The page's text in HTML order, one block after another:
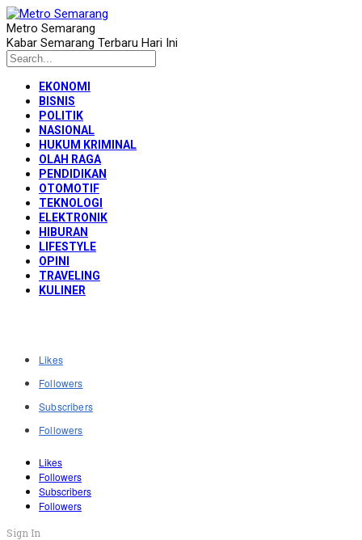
Metro Semarang
Kabar Semarang Terbaru Hari Ini
EKONOMI
BISNIS
POLITIK
NASIONAL
HUKUM KRIMINAL
OLAH RAGA
PENDIDIKAN
OTOMOTIF
TEKNOLOGI
ELEKTRONIK
HIBURAN
LIFESTYLE
OPINI
TRAVELING
KULINER
Likes
Followers
Subscribers
Followers
Likes
Followers
Subscribers
Followers
Sign In